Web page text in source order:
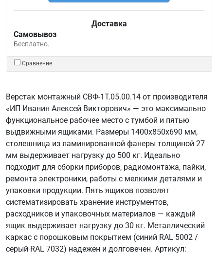
Доставка
Самовывоз
Бесплатно.
Сравнение
Верстак монтажный СВФ-1Т.05.00.14 от производителя
«ИП Иванин Алексей Викторович» — это максимально
функциональное рабочее место с тумбой и пятью
выдвижными ящиками. Размеры 1400x850x690 мм,
столешница из ламинированной фанеры толщиной 27
мм выдерживает нагрузку до 500 кг. Идеально
подходит для сборки приборов, радиомонтажа, пайки,
ремонта электроники, работы с мелкими деталями и
упаковки продукции. Пять ящиков позволят
систематизировать хранение инструментов,
расходников и упаковочных материалов — каждый
ящик выдерживает нагрузку до 30 кг. Металлический
каркас с порошковым покрытием (синий RAL 5002 /
серый RAL 7032) надежен и долговечен. Артикул: